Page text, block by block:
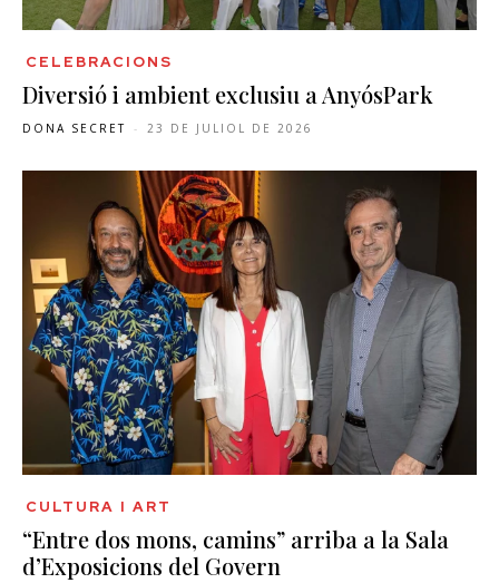
CELEBRACIONS
Diversió i ambient exclusiu a AnyósPark
DONA SECRET - 23 DE JULIOL DE 2026
CULTURA I ART
“Entre dos mons, camins” arriba a la Sala
d’Exposicions del Govern